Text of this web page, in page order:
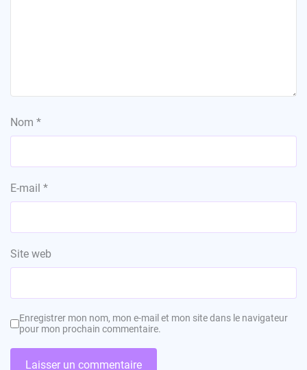
Nom *
E-mail *
Site web
Enregistrer mon nom, mon e-mail et mon site dans le navigateur
pour mon prochain commentaire.